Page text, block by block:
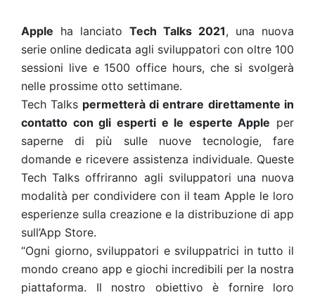
Apple ha lanciato Tech Talks 2021, una nuova
serie online dedicata agli sviluppatori con oltre 100
sessioni live e 1500 office hours, che si svolgerà
nelle prossime otto settimane.
Tech Talks permetterà di entrare direttamente in
contatto con gli esperti e le esperte Apple per
saperne di più sulle nuove tecnologie, fare
domande e ricevere assistenza individuale. Queste
Tech Talks offriranno agli sviluppatori una nuova
modalità per condividere con il team Apple le loro
esperienze sulla creazione e la distribuzione di app
sull’App Store.
“Ogni giorno, sviluppatori e sviluppatrici in tutto il
mondo creano app e giochi incredibili per la nostra
piattaforma. Il nostro obiettivo è fornire loro